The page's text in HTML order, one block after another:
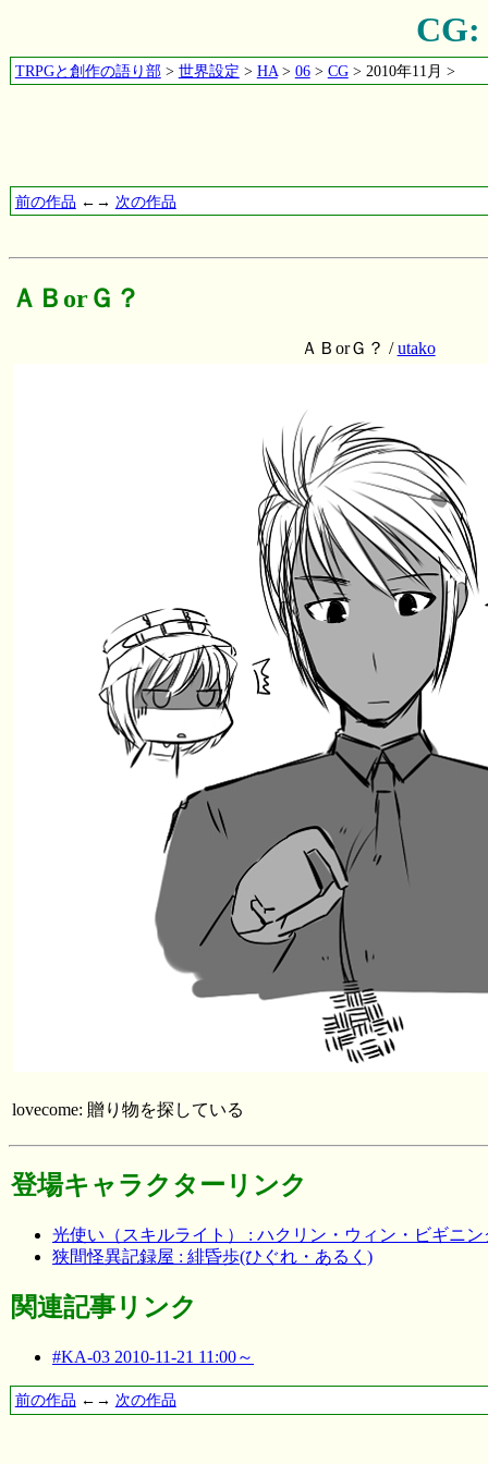
TRPGと創作の語り部> 世界設定 > HA> 06> CG> 2010年11月 >
前の作品 ←→ 次の作品
ＡＢorＧ？
ＡＢorＧ？ /utako
lovecome: 贈り物を探している
登場キャラクターリンク
光使い（スキルライト） : ハクリン・ウィン・ビギニ
狭間怪異記録屋 : 緋昏歩(ひぐれ・あるく)
関連記事リンク
#KA-03 2010-11-21 11:00～
前の作品 ←→ 次の作品